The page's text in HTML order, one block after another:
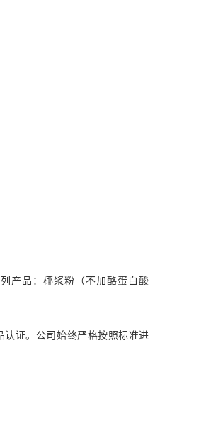
产品：椰浆粉（不加酪蛋白酸
认证。公司始终严格按照标准进